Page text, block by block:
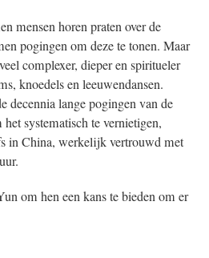
mensen horen praten over de
pogingen om deze te tonen. Maar
complexer, dieper en spiritueler
knoedels en leeuwendansen.
decennia lange pogingen van de
systematisch te vernietigen,
in China, werkelijk vertrouwd met
om hen een kans te bieden om er